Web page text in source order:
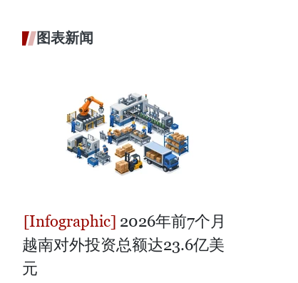
图表新闻
2026年前7个月
越南对外投资总额达23.6亿美
元